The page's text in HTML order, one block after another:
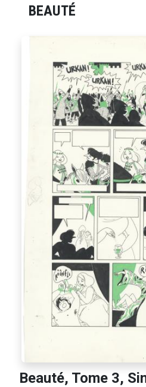
BEAUTÉ
Beauté, Tome 3,